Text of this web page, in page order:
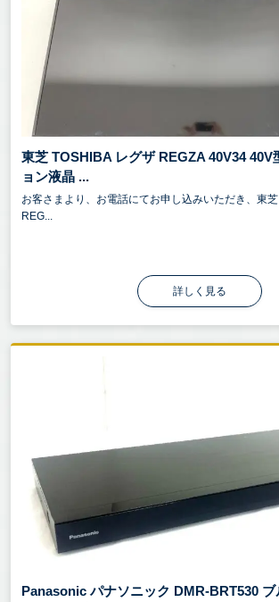
東芝 TOSHIBA レグザ REGZA 40V34 40V
ョン液晶 ...
お客さまより、お電話にてお申し込みいただき、東
REG...
詳しく見る
Panasonic パナソニック DMR-BRT530 ブ